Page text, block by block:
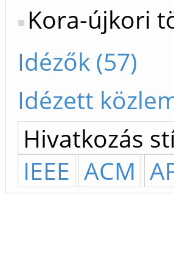
Kora-újkori
Idézők (57)
Idézett
Hivatkozás
IEEE ACM